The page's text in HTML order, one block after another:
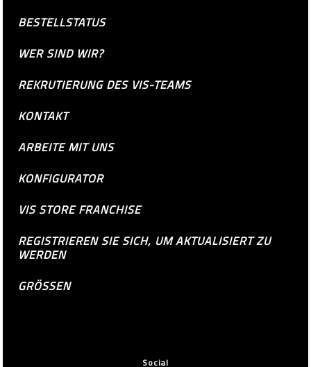
BESTELLSTATUS
WER SIND WIR?
REKRUTIERUNG DES VIS-TEAMS
KONTAKT
ARBEITE MIT UNS
KONFIGURATOR
VIS STORE FRANCHISE
REGISTRIEREN SIE SICH, UM AKTUALISIERT ZU
WERDEN
GRÖSSEN
Social